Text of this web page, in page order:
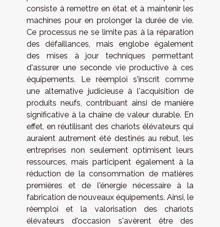
consiste à remettre en état et à maintenir les
machines pour en prolonger la durée de vie.
Ce processus ne se limite pas à la réparation
des défaillances, mais englobe également
des mises à jour techniques permettant
d'assurer une seconde vie productive à ces
équipements. Le réemploi s'inscrit comme
une alternative judicieuse à l'acquisition de
produits neufs, contribuant ainsi de manière
significative à la chaîne de valeur durable. En
effet, en réutilisant des chariots élévateurs qui
auraient autrement été destinés au rebut, les
entreprises non seulement optimisent leurs
ressources, mais participent également à la
réduction de la consommation de matières
premières et de l'énergie nécessaire à la
fabrication de nouveaux équipements. Ainsi, le
réemploi et la valorisation des chariots
élévateurs d'occasion s'avèrent être des